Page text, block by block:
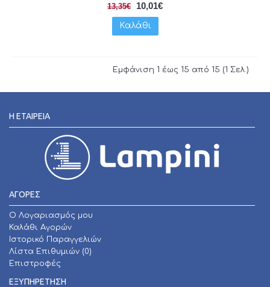
13,35€ 10,01€
Καλάθι
Εμφάνιση 1 έως 15 από 15 (1 Σελ.)
Η ΕΤΑΙΡΕΊΑ
ΑΓΟΡΕΣ
O Λογαριασμός μου
Καλάθι Αγορών
Ιστορικό Παραγγελιών
Λίστα Επιθυμιών (0)
Επιστροφές
ΕΞΥΠΗΡΕΤΗΣΗ